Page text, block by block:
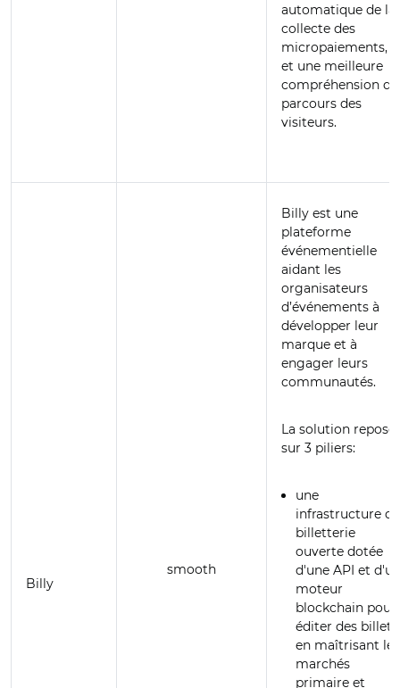
automatique de la
collecte des
micropaiements,
et une meilleure
compréhension du
parcours des
visiteurs.
Billy
smooth
Billy est une
plateforme
événementielle
aidant les
organisateurs
d’événements à
développer leur
marque et à
engager leurs
communautés.
La solution repose
sur 3 piliers:
une
infrastructure de
billetterie
ouverte dotée
d'une API et d'un
moteur
blockchain pour
éditer des billets
en maîtrisant les
marchés
primaire et